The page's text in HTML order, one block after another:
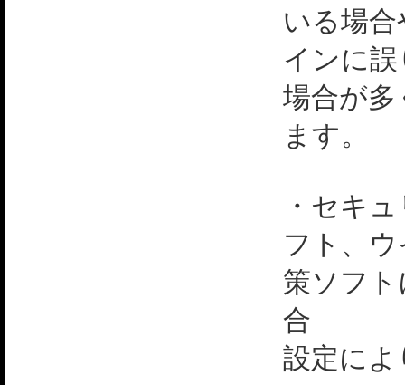
いる場
インに
場合が
ます。
・セキ
フト、
策ソフ
合
設定に